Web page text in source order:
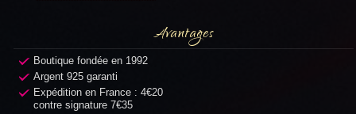
Avantages
Boutique fondée en 1992
Argent 925 garanti
Expédition en France : 4€20
contre signature 7€35